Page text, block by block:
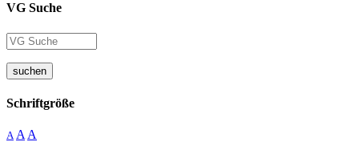
VG Suche
suchen
Schriftgröße
A A A